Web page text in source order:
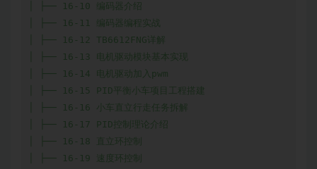
│ ├── 16-10 编码器介绍
│ ├── 16-11 编码器编程实战
│ ├── 16-12 TB6612FNG详解
│ ├── 16-13 电机驱动模块基本实现
│ ├── 16-14 电机驱动加入pwm
│ ├── 16-15 PID平衡小车项目工程搭建
│ ├── 16-16 小车直立行走任务拆解
│ ├── 16-17 PID控制理论介绍
│ ├── 16-18 直立环控制
│ ├── 16-19 速度环控制